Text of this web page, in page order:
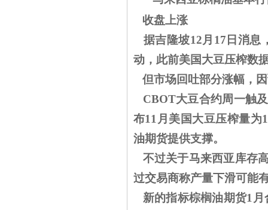
收盘上涨
据吉隆坡12月17日消息
动，此前美国大豆压榨数
但市场回吐部分涨幅，
CBOT大豆合约周一触
布11月美国大豆压榨量为
油期货提供支撑。
不过关于马来西亚库存
过交易商称产量下滑可能
新的指标棕榈油期货1月